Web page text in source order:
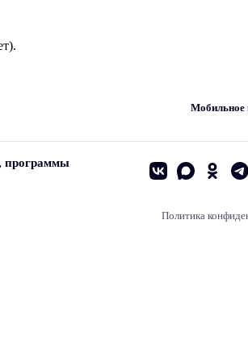
Мобильное
программы
Политика